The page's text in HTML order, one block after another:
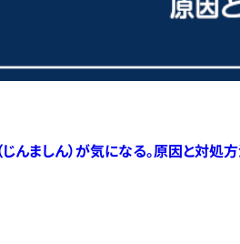
んましん）が気になる。原因と対処方